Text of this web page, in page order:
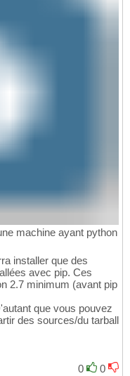
machine ayant python
installer que des
avec pip. Ces
2.7 minimum (avant pip
que vous pouvez
des sources/du tarball
0
0